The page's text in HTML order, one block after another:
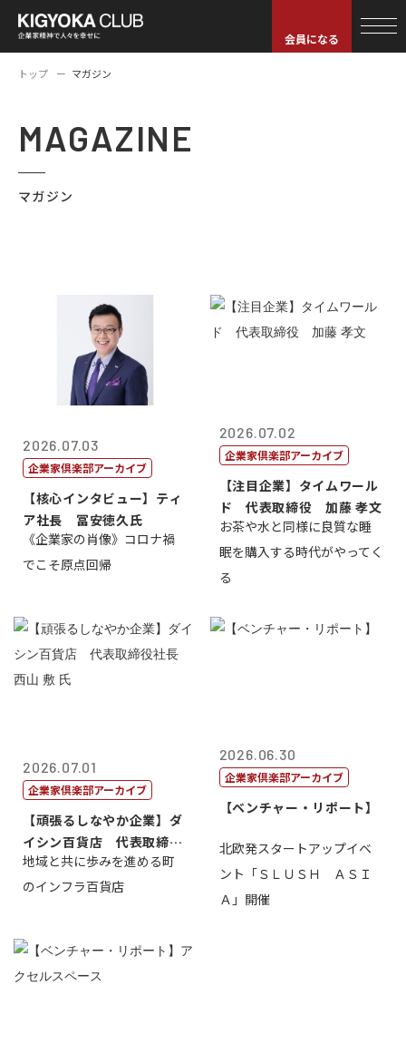
会員になる
トップ マガジン
MAGAZINE
マガジン
2026.07.03
企業家倶楽部アーカイブ
【核心インタビュー】ティ
ア社長 冨安徳久氏
《企業家の肖像》コロナ禍
でこそ原点回帰
2026.07.02
企業家倶楽部アーカイブ
【注目企業】タイムワール
ド 代表取締役 加藤 孝文
お茶や水と同様に良質な睡
眠を購入する時代がやってく
る
2026.07.01
企業家倶楽部アーカイブ
【頑張るしなやか企業】ダ
イシン百貨店 代表取締役
社長 西山 ...
地域と共に歩みを進める町
のインフラ百貨店
2026.06.30
企業家倶楽部アーカイブ
【ベンチャー・リポート】
北欧発スタートアップイベ
ント「ＳＬＵＳＨ ＡＳＩ
Ａ」開催